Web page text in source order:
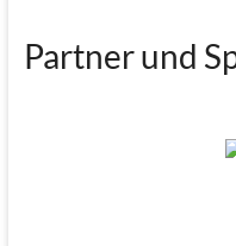
Partner und